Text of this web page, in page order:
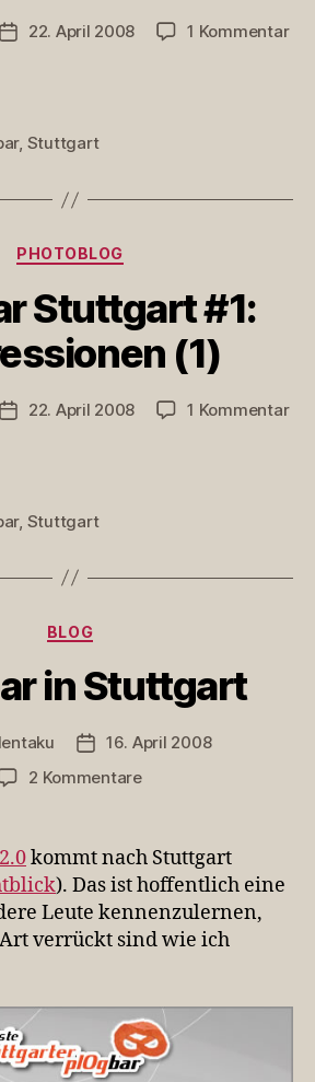
Veröffentlichungsdatum
22. April 2008 1 Kommentarzu
, Stuttgart
Kategorien
PHOTOBLOG
Stuttgart #1:
(1)
Veröffentlichungsdatum
22. April 2008 1 Kommentarzu
, Stuttgart
Kategorien
BLOG
in Stuttgart
Veröffentlichungsdatum
16. April 2008
2 Kommentarezu
Stuttgart
kommt nach Stuttgart
). Das ist hoffentlich eine
Leute kennenzulernen,
verrückt sind wie ich